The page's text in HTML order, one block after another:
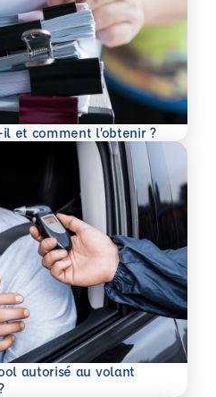
et comment l’obtenir ?
autorisé au volant